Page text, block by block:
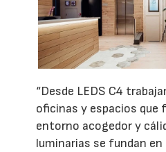
“Desde LEDS C4
oficinas y espacios que
entorno acogedor y
luminarias se fundan